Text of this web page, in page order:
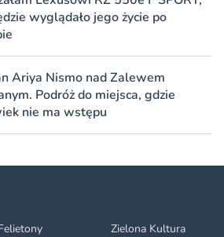
wyglądało jego życie po
Ariya Nismo nad Zalewem
Podróż do miejsca, gdzie
nie ma wstępu
Zielona Kultura